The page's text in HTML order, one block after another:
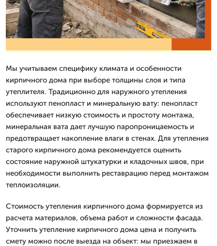
Мы учитываем специфику климата и особенности
кирпичного дома при выборе толщины слоя и типа
утеплителя. Традиционно для наружного утепления
используют пенопласт и минеральную вату: пенопласт
обеспечивает низкую стоимость и простоту монтажа,
минеральная вата дает лучшую паропроницаемость и
предотвращает накопление влаги в стенах. Для утепления
старого кирпичного дома рекомендуется оценить
состояние наружной штукатурки и кладочных швов, при
необходимости выполнить реставрацию перед монтажом
теплоизоляции.
Стоимость утепления кирпичного дома формируется из
расчета материалов, объема работ и сложности фасада.
Уточнить утепление кирпичного дома цена и получить
смету можно после выезда на объект: мы приезжаем в